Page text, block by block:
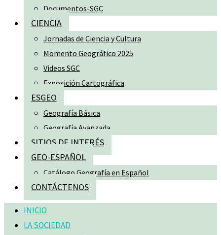
Documentos-SGC
CIENCIA
Jornadas de Ciencia y Cultura
Momento Geográfico 2025
Videos SGC
Exposición Cartográfica
ESGEO
Geografía Básica
Geografía Avanzada
SITIOS DE INTERÉS
GEO-ESPAÑOL
Catálogo Geografía en Español
CONTÁCTENOS
INICIO
LA SOCIEDAD